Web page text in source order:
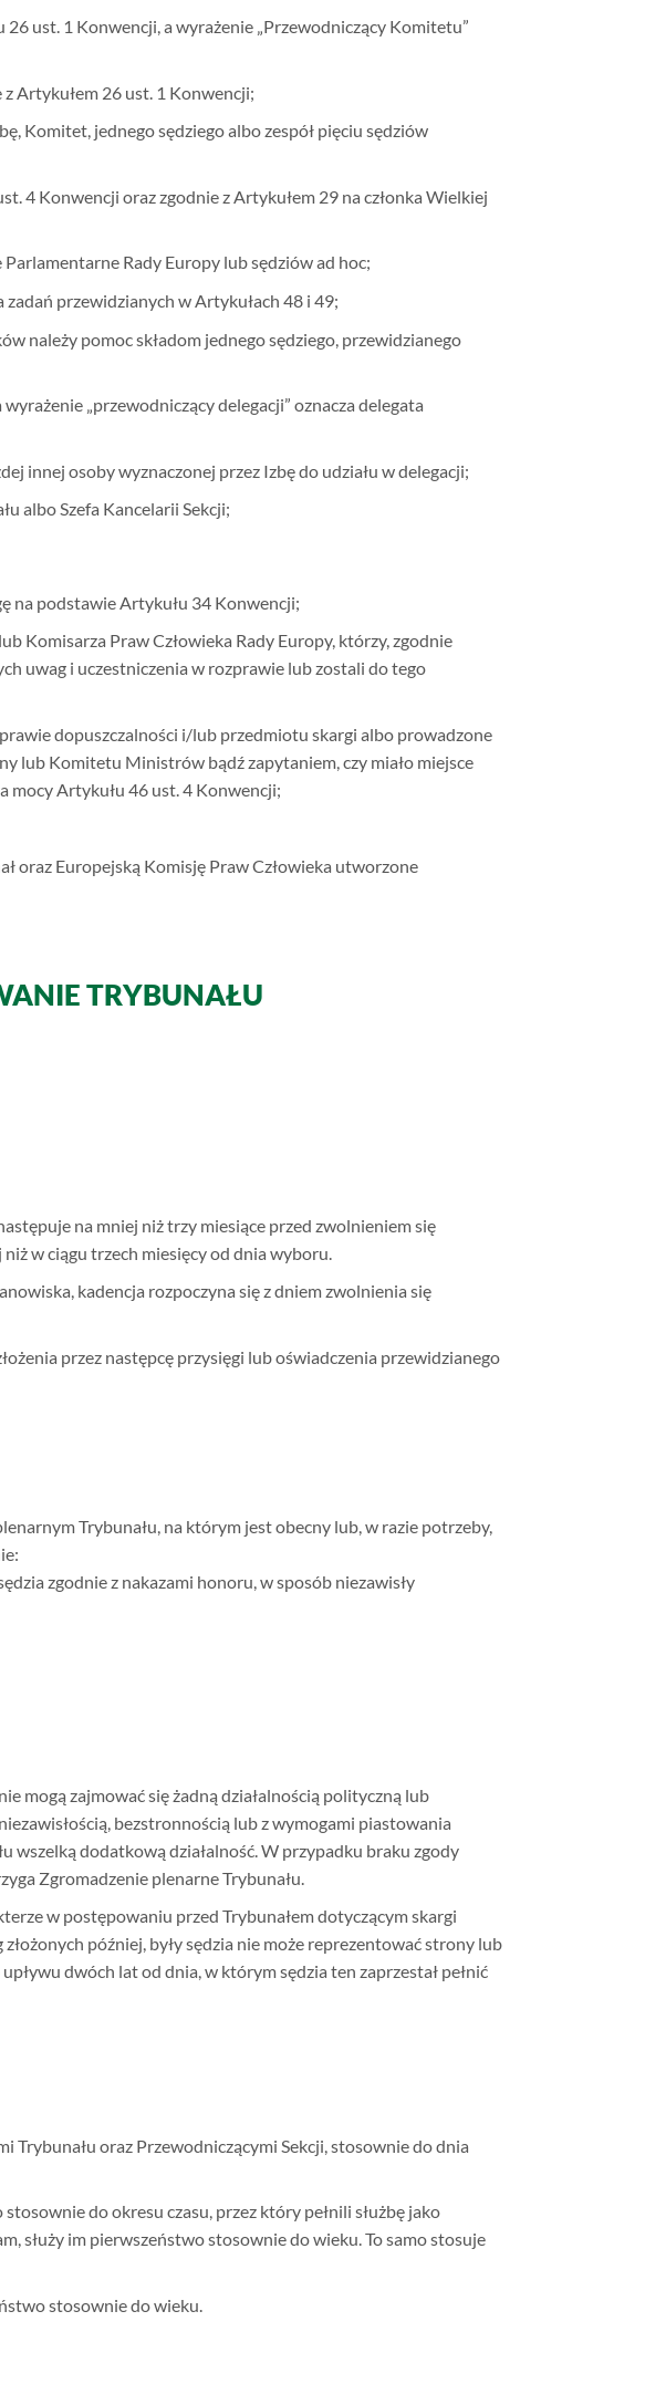
ust. 1 Konwencji, a wyrażenie „Przewodniczący Komitetu”
z Artykułem 26 ust. 1 Konwencji;
Komitet, jednego sędziego albo zespół pięciu sędziów
4 Konwencji oraz zgodnie z Artykułem 29 na członka Wielkiej
Rady Europy lub sędziów ad hoc;
zadań przewidzianych w Artykułach 48 i 49;
należy pomoc składom jednego sędziego, przewidzianego
„przewodniczący delegacji” oznacza delegata
innej osoby wyznaczonej przez Izbę do udziału w delegacji;
albo Szefa Kancelarii Sekcji;
na podstawie Artykułu 34 Konwencji;
Komisarza Praw Człowieka Rady Europy, którzy, zgodnie
uwag i uczestniczenia w rozprawie lub zostali do tego
dopuszczalności i/lub przedmiotu skargi albo prowadzone
lub Komitetu Ministrów bądź zapytaniem, czy miało miejsce
mocy Artykułu 46 ust. 4 Konwencji;
oraz Europejską Komisję Praw Człowieka utworzone
TRYBUNAŁU
na mniej niż trzy miesiące przed zwolnieniem się
w ciągu trzech miesięcy od dnia wyboru.
kadencja rozpoczyna się z dniem zwolnienia się
przez następcę przysięgi lub oświadczenia przewidzianego
Trybunału, na którym jest obecny lub, w razie potrzeby,
zgodnie z nakazami honoru, w sposób niezawisły
mogą zajmować się żadną działalnością polityczną lub
bezstronnością lub z wymogami piastowania
wszelką dodatkową działalność. W przypadku braku zgody
Zgromadzenie plenarne Trybunału.
w postępowaniu przed Trybunałem dotyczącym skargi
później, były sędzia nie może reprezentować strony lub
dwóch lat od dnia, w którym sędzia ten zaprzestał pełnić
Trybunału oraz Przewodniczącymi Sekcji, stosownie do dnia
do okresu czasu, przez który pełnili służbę jako
służy im pierwszeństwo stosownie do wieku. To samo stosuje
stosownie do wieku.